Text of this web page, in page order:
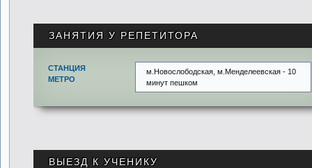
ЗАНЯТИЯ У РЕПЕТИТОРА
СТАНЦИЯ
МЕТРО
м.Новослободская, м.Менделеевская - 10
минут пешком
ВЫЕЗД К УЧЕНИКУ